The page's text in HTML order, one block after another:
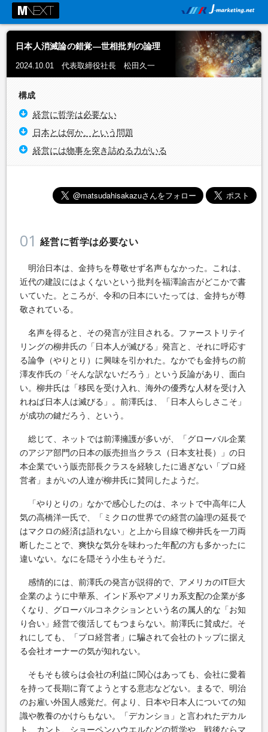
日本人消滅論の錯覚―世相批判の論理
2024.10.01 代表取締役社長 松田久一
構成
経営に哲学は必要ない
日本とは何か、という問題
経営には物事を突き詰める力がいる
01 経営に哲学は必要ない
明治日本は、金持ちを尊敬せず名声もなかった。これは、
近代の建設にはよくないという批判を福澤諭吉がどこかで書
いていた。ところが、令和の日本にいたっては、金持ちが尊
敬されている。
名声を得ると、その発言が注目される。ファーストリテイ
リングの柳井氏の「日本人が滅びる」発言と、それに呼応す
る論争（やりとり）に興味を引かれた。なかでも金持ちの前
澤友作氏の「そんな訳ないだろう」という反論があり、面白
い。柳井氏は「移民を受け入れ、海外の優秀な人材を受け入
れねば日本人は滅びる」。前澤氏は、「日本人らしさこそ」
が成功の鍵だろう、という。
総じて、ネットでは前澤擁護が多いが、「グローバル企業
のアジア部門の日本の販売担当クラス（日本支社長）」の日
本企業でいう販売部長クラスを経験したに過ぎない「プロ経
営者」まがいの人達が柳井氏に賛同したようだ。
「やりとりの」なかで感心したのは、ネットで中高年に人
気の高橋洋一氏で、「ミクロの世界での経営の論理の延長で
はマクロの経済は語れない」と上から目線で柳井氏を一刀両
断したことで、爽快な気分を味わった年配の方も多かったに
違いない。なにを隠そう小生もそうだ。
感情的には、前澤氏の発言が説得的で、アメリカのIT巨大
企業のように中華系、インド系やアメリカ系支配の企業が多
くなり、グローバルコネクションという名の属人的な「お知
り合い」経営で復活してもつまらない。前澤氏に賛成だ。そ
れにしても、「プロ経営者」に騙されて会社のトップに据え
る会社オーナーの気が知れない。
そもそも彼らは会社の利益に関心はあっても、会社に愛着
を持って長期に育てようとする意志などない。まるで、明治
のお雇い外国人感覚だ。何より、日本や日本人についての知
識や教養のかけらもない。「デカンショ」と言われたデカル
ト、カント、ショーペンハウエルなどの哲学や、戦後ならマ